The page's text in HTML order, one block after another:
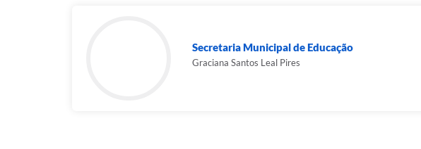
Secretaria Municipal de Educação
Graciana Santos Leal Pires